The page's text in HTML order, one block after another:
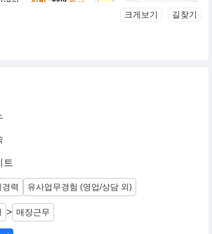
크게보기 길찾기
트
력 유사업무경험 (영업/상담 외)
> 매장근무